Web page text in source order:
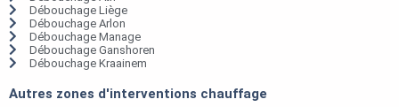
Débouchage Liège
Débouchage Arlon
Débouchage Manage
Débouchage Ganshoren
Débouchage Kraainem
Autres zones d'interventions chauffage